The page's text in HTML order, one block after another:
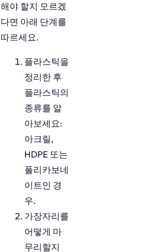
해야 할지 모르겠
다면 아래 단계를
따르세요.
플라스틱을
정리한 후
플라스틱의
종류를 알
아보세요:
아크릴,
HDPE 또는
폴리카보네
이트인 경
우.
가장자리를
어떻게 마
무리할지